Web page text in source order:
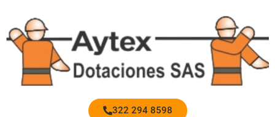
322 294 8598